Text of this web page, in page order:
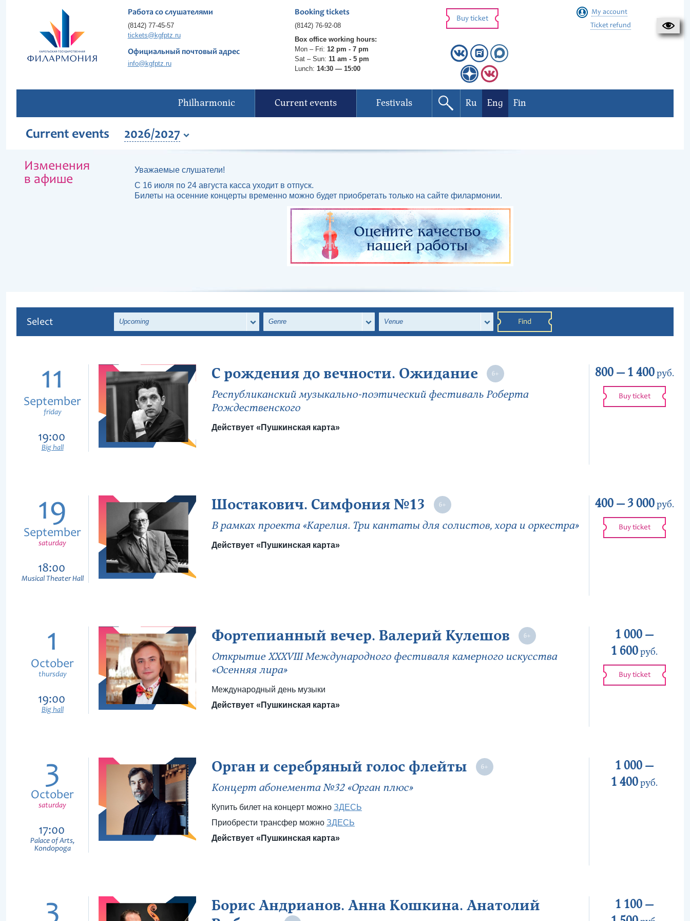
Работа со слушателями
(8142) 77-45-57
tickets@kgfptz.ru
Официальный почтовый адрес
info@kgfptz.ru
Booking tickets
(8142) 76-92-08
Box office working hours:
Mon – Fri: 12 pm - 7 pm
Sat – Sun: 11 am - 5 pm
Lunch: 14:30 — 15:00
Buy ticket
My account
Ticket refund
Philharmonic Current events Festivals Ru Eng Fin
Current events 2026/2027
Изменения
в афише
Уважаемые слушатели!
С 16 июля по 24 августа касса уходит в отпуск.
Билеты на осенние концерты временно можно будет приобретать только на сайте филармонии.
Select Upcoming Genre Venue Find
11
September
friday
19:00
Big hall
С рождения до вечности. Ожидание
Республиканский музыкально-поэтический фестиваль Роберта
Рождественского
Действует «Пушкинская карта»
800 — 1 400руб.
Buy ticket
19
September
saturday
18:00
Musical Theater Hall
Шостакович. Симфония №13
В рамках проекта «Карелия. Три кантаты для солистов, хора и оркестра»
Действует «Пушкинская карта»
400 — 3 000руб.
Buy ticket
1
October
thursday
19:00
Big hall
Фортепианный вечер. Валерий Кулешов
Открытие ХХХVIII Международного фестиваля камерного искусства
«Осенняя лира»
Международный день музыки
Действует «Пушкинская карта»
1 000 —
1 600руб.
Buy ticket
3
October
saturday
17:00
Palace of Arts,
Kondopoga
Орган и серебряный голос флейты
Концерт абонемента №32 «Орган плюс»
Купить билет на концерт можно ЗДЕСЬ
Приобрести трансфер можно ЗДЕСЬ
Действует «Пушкинская карта»
1 000 —
1 400руб.
3
Борис Андрианов. Анна Кошкина. Анатолий
1 100 —